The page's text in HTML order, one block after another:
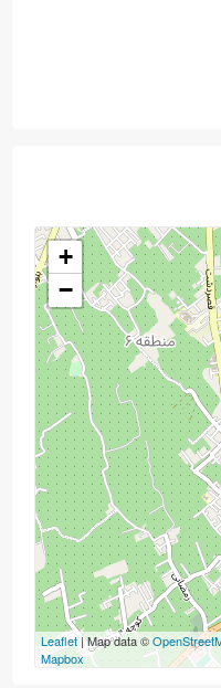
+
−
Leaflet | Map data ©
Mapbox